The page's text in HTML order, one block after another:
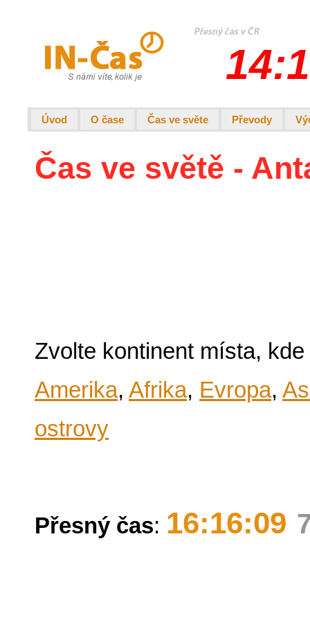
Úvod O čase Čas ve světe Převody
Čas ve světě -
Zvolte kontinent místa,
Amerika, Afrika, Evropa,
ostrovy
Přesný čas: 16:16:09